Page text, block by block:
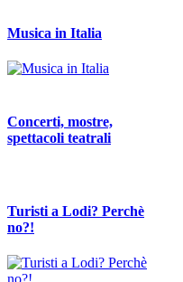
Musica in Italia
Concerti, mostre,
spettacoli teatrali
Turisti a Lodi? Perchè
no?!